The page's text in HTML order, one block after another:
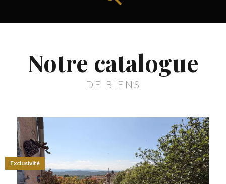
Notre catalogue
DE BIENS
Exclusivité